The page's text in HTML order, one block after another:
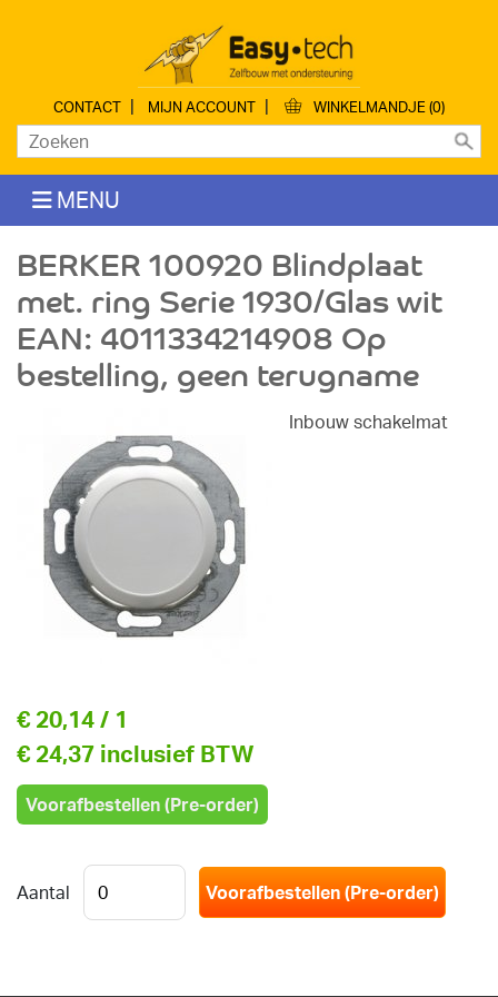
CONTACT | MIJN ACCOUNT | WINKELMANDJE (0)
MENU
BERKER 100920 Blindplaat
met. ring Serie 1930/Glas wit
EAN: 4011334214908 Op
bestelling, geen terugname
Inbouw schakelmat
€ 20,14/ 1
€ 24,37 inclusief BTW
Voorafbestellen (Pre-order)
Aantal